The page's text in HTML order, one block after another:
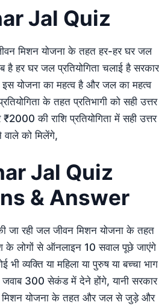
Jal Quiz
मिशन योजना के तहत हर-हर घर जल
हर घर जल प्रतियोगिता चलाई है सरकार
इस योजना का महत्व है और जल का महत्व
के तहत प्रतिभागी को सही उत्तर
की राशि प्रतियोगिता में सही उत्तर
वाले को मिलेंगे,
Jal Quiz
& Answer
जा रही जल जीवन मिशन योजना के तहत
देश के लोगों से ऑनलाइन 10 सवाल पूछे जाएंगे
व्यक्ति या महिला या पुरुष या बच्चा भाग
300 सेकंड में देने होंगे, यानी सरकार
मिशन योजना के तहत और जल से जुड़े और